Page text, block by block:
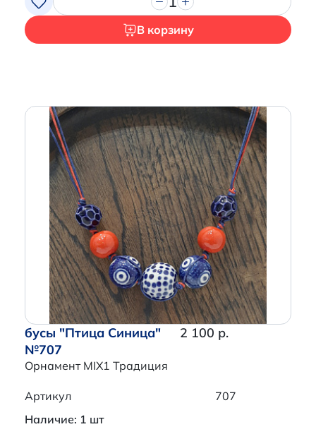
В корзину
бусы "Птица Синица"
№707
Орнамент MIX1 Традиция
2 100 р.
Артикул
707
Наличие: 1 шт